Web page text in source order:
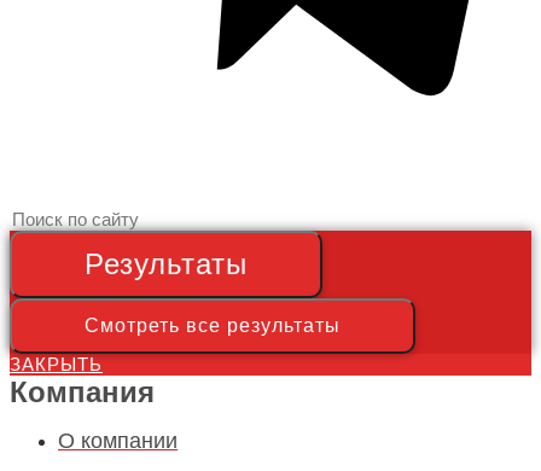
Search
...
Результаты
Смотреть все результаты
ЗАКРЫТЬ
Компания
О компании